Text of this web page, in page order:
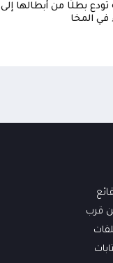
تودع بطلًا من أبطالها إلى
المخا
قرب